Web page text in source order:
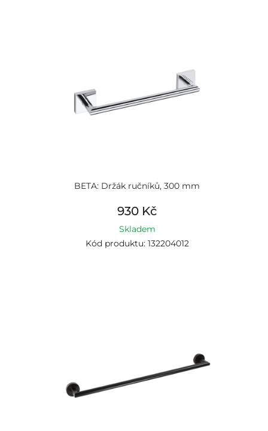
BETA: Držák ručníků, 300 mm
930 Kč
Skladem
Kód produktu: 132204012